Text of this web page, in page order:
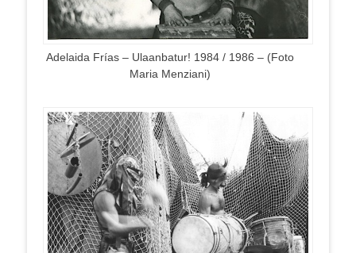
Adelaida Frías – Ulaanbatur! 1984 / 1986 – (Foto
Maria Menziani)